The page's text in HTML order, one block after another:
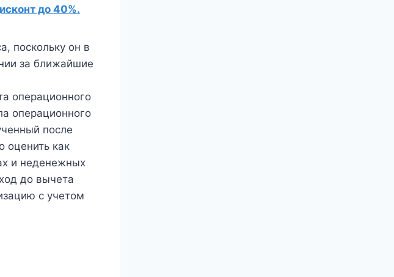
до 40%.
поскольку он в
за ближайшие
операционного
операционного
после
оценить как
и неденежных
до вычета
с учетом